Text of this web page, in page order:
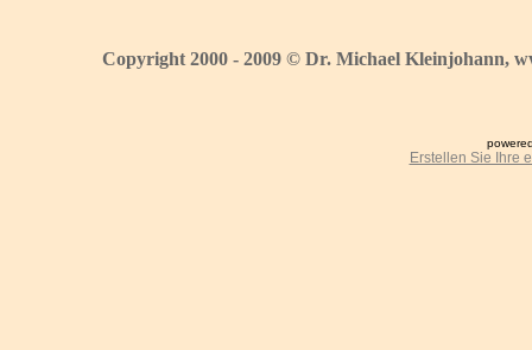
Copyright 2000 - 2009 © Dr. Michael Kleinjohann,
Erstellen Sie Ihre